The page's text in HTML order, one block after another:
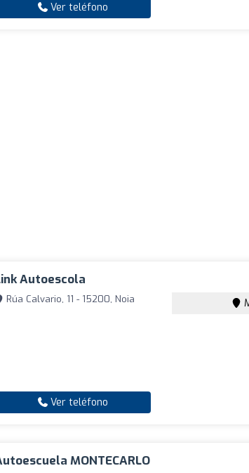
Ver teléfono
Autoescola
Rúa Calvario, 11 - 15200, Noia
Ver teléfono
MONTECARLO